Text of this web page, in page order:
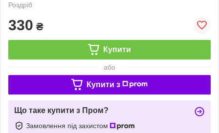
Роздріб
330 ₴
Купити
або
Купити з
Що таке купити з Пром?
Замовлення під захистом